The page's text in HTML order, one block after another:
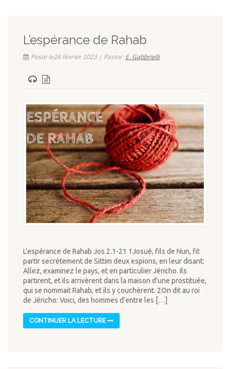
L’espérance de Rahab
Posté le26 février 2023 | Pastor:E. Gabbrielli
L’espérance de Rahab Jos 2.1-21 1Josué, fils de Nun, fit
partir secrètement de Sittim deux espions, en leur disant:
Allez, examinez le pays, et en particulier Jéricho. Ils
partirent, et ils arrivèrent dans la maison d’une prostituée,
qui se nommait Rahab, et ils y couchèrent. 2On dit au roi
de Jéricho: Voici, des hommes d’entre les […]
CONTINUER LA LECTURE